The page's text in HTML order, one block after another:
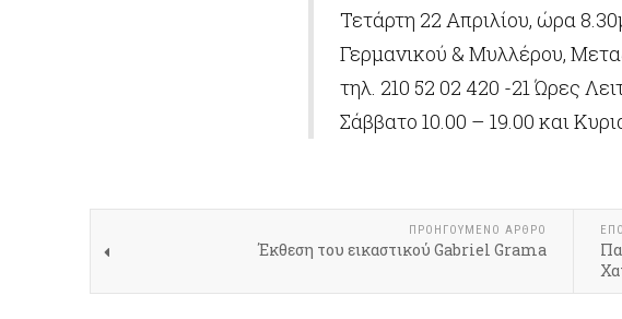
Τετάρτη 22 Απριλίου, ώρα
Γερμανικού & Μυλλέρου,
τηλ. 210 52 02 420 -21 Ώρες
Σάββατο 10.00 – 19.00 και
ΠΡΟΗΓΟΎΜΕΝΟ ΆΡΘΡΟ
Έκθεση του εικαστικού Gabriel Grama